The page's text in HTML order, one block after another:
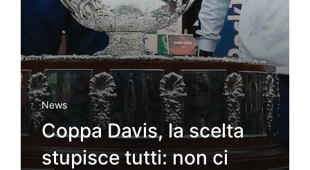
News
Coppa Davis, la scelta
stupisce tutti: non ci